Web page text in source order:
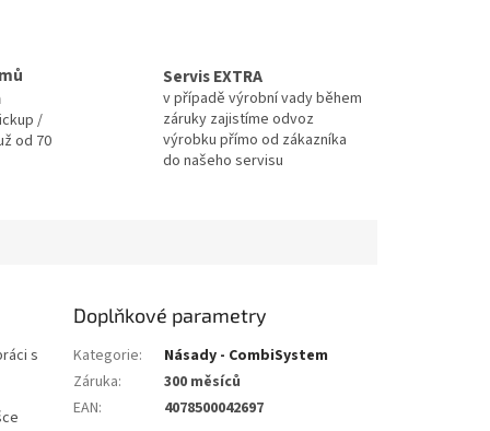
/
od 70
Servis EXTRA
v případě výrobní vady během
záruky zajistíme odvoz
výrobku přímo od zákazníka
do našeho servisu
s
Doplňkové parametry
Kategorie:
Násady - CombiSystem
Záruka:
300 měsíců
EAN: 4078500042697